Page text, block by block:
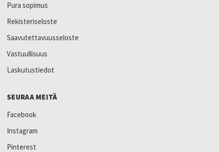
Pura sopimus
Rekisteriseloste
Saavutettavuusseloste
Vastuullisuus
Laskutustiedot
SEURAA MEITÄ
Facebook
Instagram
Pinterest